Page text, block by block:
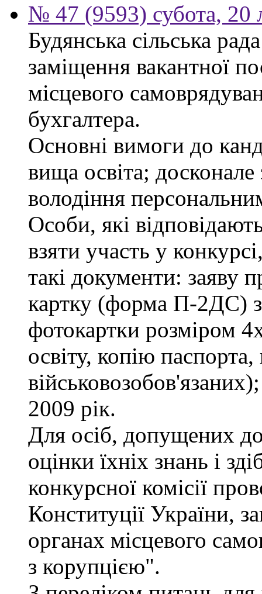
№ 47 (9593) субота, 20
Будянська сільська
заміщення вакантної
місцевого
бухгалтера.
Основні вимоги до
вища освіта;
володіння
Особи, які
взяти участь у
такі документи: заяву
картку (форма П-2ДС) з
фотокартки розміром
освіту, копію
2009 рік.
Для осіб, допущених
оцінки їхніх знань і
конкурсної комісії
Конституції України,
органах місцевого
з корупцією".